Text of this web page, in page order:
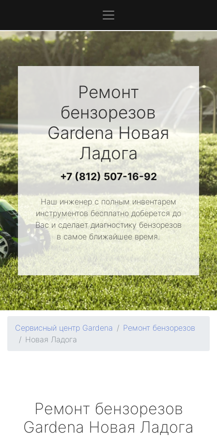
Ремонт
бензорезов
GardenaНовая
Ладога
+7 (812) 507-16-92
Наш инженер с полным инвентарем
инструментов бесплатно доберется до
Вас и сделает диагностику бензорезов
в самое ближайшее время.
Сервисный центр Gardena
Ремонт бензорезов
Новая Ладога
Ремонт бензорезов
Gardena Новая Ладога